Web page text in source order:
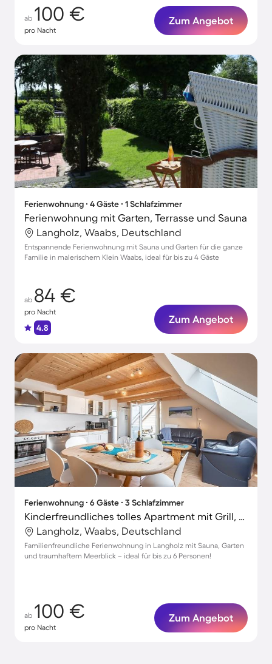
ab 100 €
pro Nacht
Zum Angebot
Ferienwohnung ∙ 4 Gäste ∙ 1 Schlafzimmer
Ferienwohnung mit Garten, Terrasse und Sauna
Langholz, Waabs, Deutschland
Entspannende Ferienwohnung mit Sauna und Garten für die ganze
Familie in malerischem Klein Waabs, ideal für bis zu 4 Gäste
ab 84 €
pro Nacht
4.8
Zum Angebot
Ferienwohnung ∙ 6 Gäste ∙ 3 Schlafzimmer
Kinderfreundliches tolles Apartment mit Grill, Garten und Terrasse | Meerblick | Strand in der Nähe
Langholz, Waabs, Deutschland
Familienfreundliche Ferienwohnung in Langholz mit Sauna, Garten
und traumhaftem Meerblick – ideal für bis zu 6 Personen!
ab 100 €
pro Nacht
Zum Angebot